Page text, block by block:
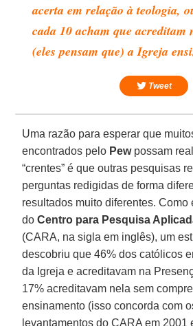
acerta em relação à teologia,
cada 10 acham que acreditam
(eles pensam que) a Igreja
Tweet
Uma razão para esperar que
encontrados pelo Pewpossam
“crentes” é que outras pesquisas
perguntas redigidas de forma
resultados muito diferentes. Como
doCentro para Pesquisa
(CARA, na sigla em inglês), um
descobriu que 46% dos católicos
da Igreja e acreditavam na
17% acreditavam nela sem
ensinamento (isso concorda com
levantamentos do CARA em 2001